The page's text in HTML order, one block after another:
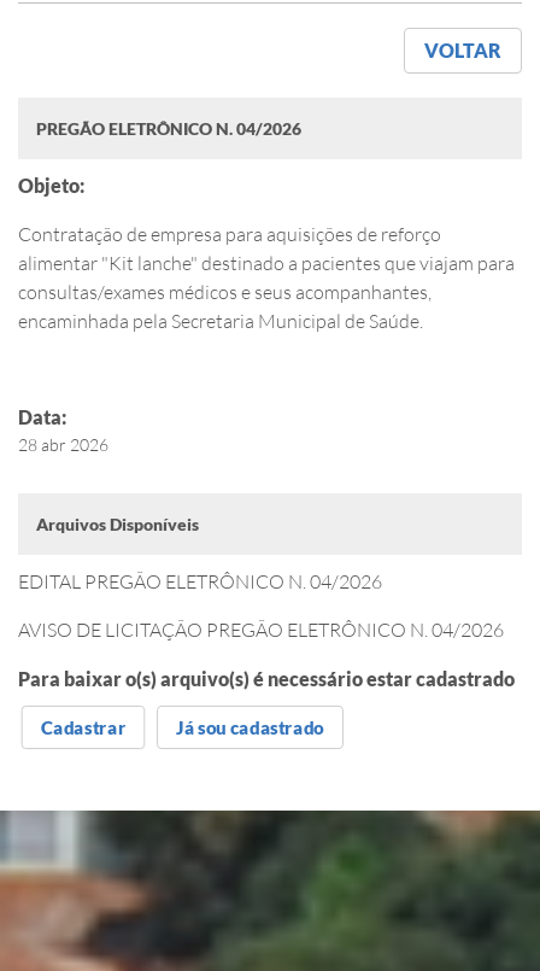
VOLTAR
PREGÃO ELETRÔNICO N. 04/2026
Objeto:
Contratação de empresa para aquisições de reforço
alimentar "Kit lanche" destinado a pacientes que viajam para
consultas/exames médicos e seus acompanhantes,
encaminhada pela Secretaria Municipal de Saúde.
Data:
28 abr 2026
Arquivos Disponíveis
EDITAL PREGÃO ELETRÔNICO N. 04/2026
AVISO DE LICITAÇÃO PREGÃO ELETRÔNICO N. 04/2026
Para baixar o(s) arquivo(s) é necessário estar cadastrado